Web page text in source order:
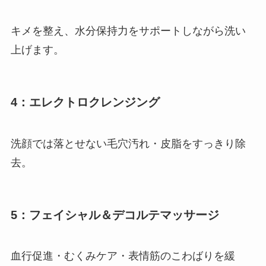
キメを整え、水分保持力をサポートしながら洗い
上げます。
4：エレクトロクレンジング
洗顔では落とせない毛穴汚れ・皮脂をすっきり除
去。
5：フェイシャル＆デコルテマッサージ
血行促進・むくみケア・表情筋のこわばりを緩